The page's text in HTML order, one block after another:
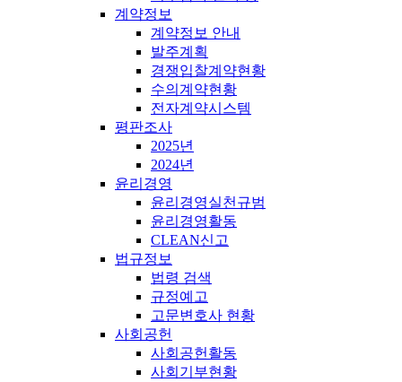
계약정보
계약정보 안내
발주계획
경쟁입찰계약현황
수의계약현황
전자계약시스템
평판조사
2025년
2024년
윤리경영
윤리경영실천규범
윤리경영활동
CLEAN신고
법규정보
법령 검색
규정예고
고문변호사 현황
사회공헌
사회공헌활동
사회기부현황